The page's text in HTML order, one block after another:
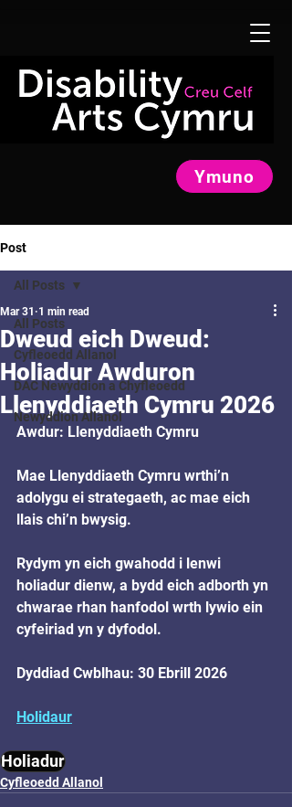
Ymuno
Post
All Posts
Cyfleoedd Allanol
DAC Newyddion a Chyfleoedd
Newyddion Allanol
All Posts
Dweud eich Dweud:
Holiadur Awduron
Llenyddiaeth Cymru 2026
Mar 31 1 min read
Awdur: Llenyddiaeth Cymru
Mae Llenyddiaeth Cymru wrthi’n
adolygu ei strategaeth, ac mae eich
llais chi’n bwysig.
Rydym yn eich gwahodd i lenwi
holiadur dienw, a bydd eich adborth yn
chwarae rhan hanfodol wrth lywio ein
cyfeiriad yn y dyfodol.
Dyddiad Cwblhau: 30 Ebrill 2026
Holidaur
Holiadur
Cyfleoedd Allanol